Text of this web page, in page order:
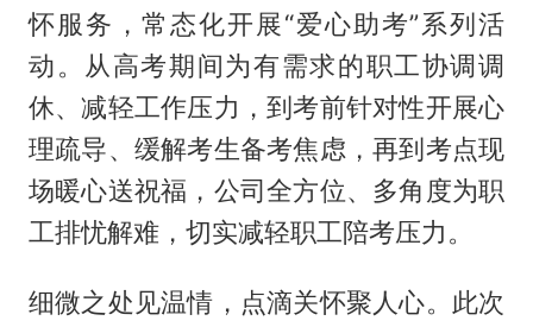
怀服务，常态化开展“爱心助考”系列活
动。从高考期间为有需求的职工协调调
休、减轻工作压力，到考前针对性开展心
理疏导、缓解考生备考焦虑，再到考点现
场暖心送祝福，公司全方位、多角度为职
工排忧解难，切实减轻职工陪考压力。
细微之处见温情，点滴关怀聚人心。此次